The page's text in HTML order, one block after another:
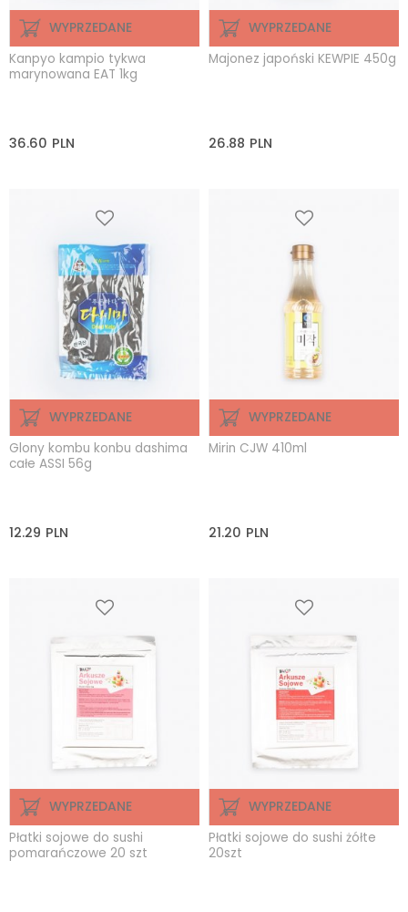
WYPRZEDANE
Kanpyo kampio tykwa
marynowana EAT 1kg
36.60 PLN
WYPRZEDANE
Majonez japoński KEWPIE 450g
26.88 PLN
WYPRZEDANE
Glony kombu konbu dashima
całe ASSI 56g
12.29 PLN
WYPRZEDANE
Mirin CJW 410ml
21.20 PLN
WYPRZEDANE
Płatki sojowe do sushi
pomarańczowe 20 szt
WYPRZEDANE
Płatki sojowe do sushi żółte
20szt